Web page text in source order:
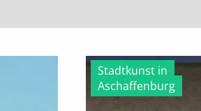
Stadtkunst in
Aschaffenburg